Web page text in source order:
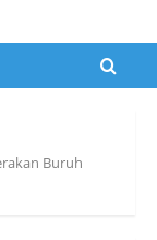
Buruh